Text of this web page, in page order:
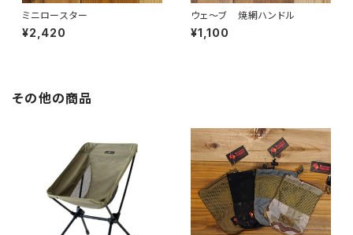
ミニロースター
¥2,420
ウェ～ブ 焼網ハンドル
¥1,100
その他の商品